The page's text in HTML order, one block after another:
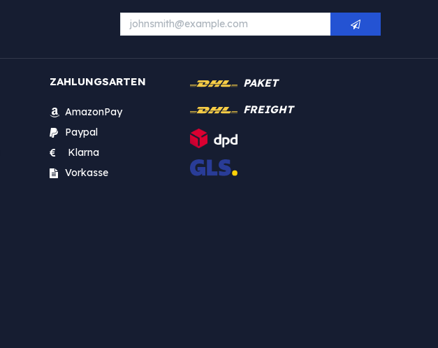
ZAHLUNGSARTEN
AmazonPay
Paypal
Klarna
Vorkasse
PAKET
FREIGHT